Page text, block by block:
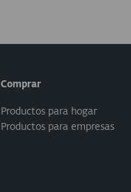
Comprar
Productos para hogar
Productos para empresas